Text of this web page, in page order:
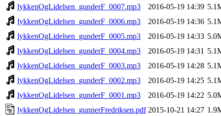
lykkenOgLidelsen_gunderF_0007.mp3
2016-05-19 14:39
lykkenOgLidelsen_gunderF_0006.mp3
2016-05-19 14:36
lykkenOgLidelsen_gunderF_0005.mp3
2016-05-19 14:33
lykkenOgLidelsen_gunderF_0004.mp3
2016-05-19 14:31
lykkenOgLidelsen_gunderF_0003.mp3
2016-05-19 14:28
lykkenOgLidelsen_gunderF_0002.mp3
2016-05-19 14:25
lykkenOgLidelsen_gunderF_0001.mp3
2016-05-19 14:22
lykkenOgLidelsen_gunnerFredriksen.pdf 2015-10-21 14:27